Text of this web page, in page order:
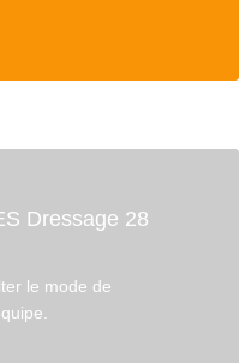
Dressage 28
le mode de